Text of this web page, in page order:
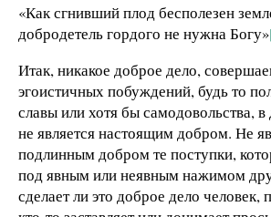
«Как сгнивший плод бесполезен
добродетель гордого не нужна Богу»
Итак, никакое доброе дело,
эгоистичных побуждений, будь то
славы или хотя бы самодовольства, в
не является настоящим добром. Не
подлинным добром те поступки,
под явным или неявным нажимом
сделает ли это доброе дело человек,